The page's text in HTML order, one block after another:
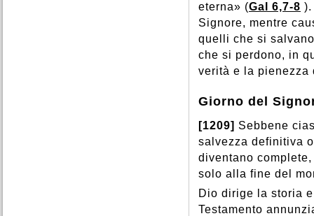
eterna» (Gal 6,7-8 ).
Signore, mentre
quelli che si
che si perdono, in
verità e la pienezza
Giorno del
[1209] Sebbene
salvezza definitiva
diventano
solo alla fine del
Dio dirige la storia
Testamento